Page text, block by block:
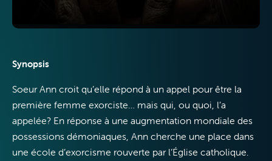
Mobile
Synopsis
Soeur Ann croit qu’elle répond à un appel pour être la
première femme exorciste… mais qui, ou quoi, l’a
appelée? En réponse à une augmentation mondiale des
possessions démoniaques, Ann cherche une place dans
une école d’exorcisme rouverte par l’Église catholique.